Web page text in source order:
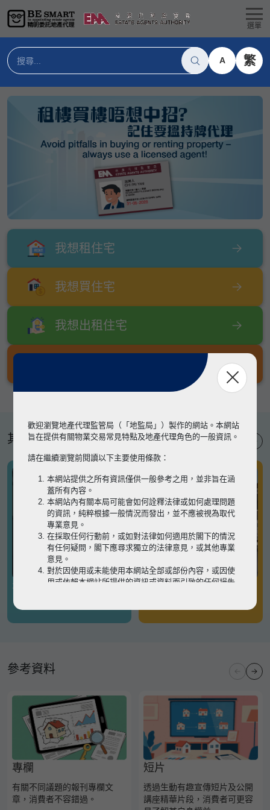
選單
A 繁
我想租住宅
我想買住宅
我想出租住宅
其他專題
有關凶宅
參考資料
專欄
有關不同議題的報刊專欄文
章，消費者不容錯過。
短片
透過生動有趣宣傳短片及公開
講座精華片段，消費者可更容
歡迎瀏覽地產代理監管局（「地監局」）製作的網站。本網站
旨在提供有關物業交易常見特點及地產代理角色的一般資訊。
請在繼續瀏覽前閱讀以下主要使用條款：
本網站提供之所有資訊僅供一般參考之用，並非旨在涵
蓋所有內容。
本網站內有關本局可能會如何詮釋法律或如何處理問題
的資訊，純粹根據一般情況而發出，並不應被視為取代
專業意見。
在採取任何行動前，或如對法律如何適用於閣下的情況
有任何疑問，閣下應尋求獨立的法律意見，或其他專業
意見。
對於因使用或未能使用本網站全部或部份內容，或因使
用或依賴本網站所提供的資訊或資料而引致的任何損失
瀏覽以細閱本網站使用條款的完整版本。如有任